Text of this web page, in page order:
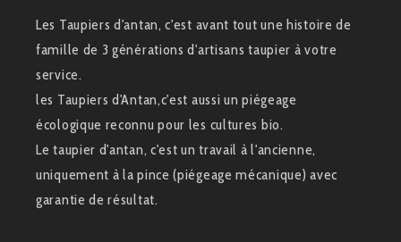
Les Taupiers d'antan, c'est avant tout une histoire de
famille de 3 générations d'artisans taupier à votre
service.
les Taupiers d'Antan,c'est aussi un piégeage
écologique reconnu pour les cultures bio.
Le taupier d'antan, c'est un travail à l'ancienne,
uniquement à la pince (piégeage mécanique) avec
garantie de résultat.